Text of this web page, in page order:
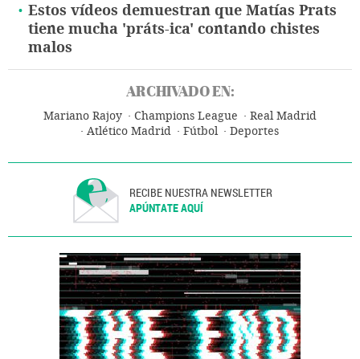
Estos vídeos demuestran que Matías Prats
tiene mucha 'práts-ica' contando chistes
malos
ARCHIVADO EN:
Mariano Rajoy Champions League
Real Madrid
Atlético Madrid
Fútbol Deportes
RECIBE NUESTRA NEWSLETTER
APÚNTATE AQUÍ